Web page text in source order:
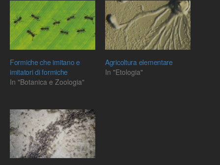
Formiche che imitano e
imitatori di formiche
In "Botanica e Zoologia"
Agricoltura elementare
In "Etologia"